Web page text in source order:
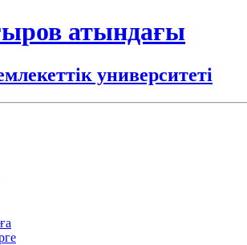
атындағы
университеті